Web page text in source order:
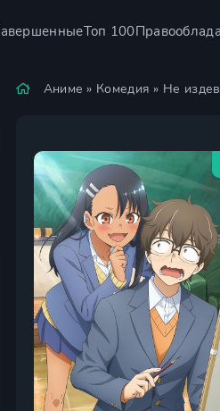
Топ 100
Аниме » Комедия » Не